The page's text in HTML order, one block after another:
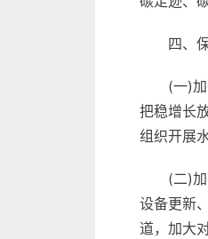
四、
(一)
把稳增长
组织开展
(二)
设备更新
道，加大